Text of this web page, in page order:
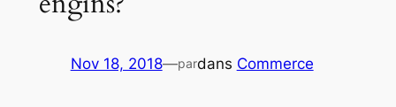
Nov 18, 2018—pardans Commerce